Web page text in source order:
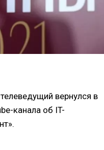
вернулся в
канала об IT-